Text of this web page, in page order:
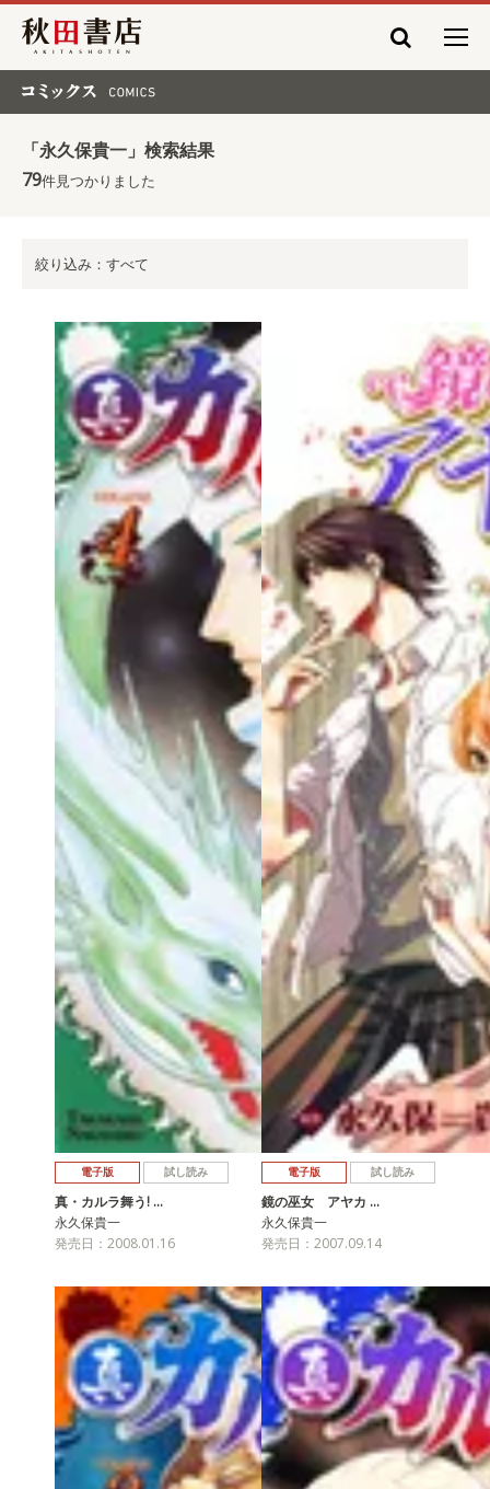
秋田書店
「永久保貴一」検索結果
79件見つかりました
絞り込み：すべて
電子版 試し読み
真・カルラ舞う! …
永久保貴一
発売日：2008.01.16
電子版 試し読み
鏡の巫女 アヤカ …
永久保貴一
発売日：2007.09.14